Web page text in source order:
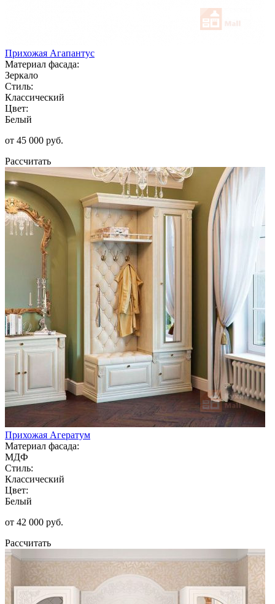
Прихожая Агапантус
Материал фасада:
Зеркало
Стиль:
Классический
Цвет:
Белый
от 45 000 руб.
Рассчитать
Прихожая Агератум
Материал фасада:
МДФ
Стиль:
Классический
Цвет:
Белый
от 42 000 руб.
Рассчитать